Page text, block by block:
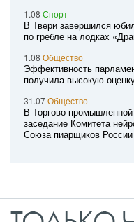
1.08 Спорт
В Твери завершился
по гребле на лодках
1.08 Общество
Эффективность
получила высокую
31.07Общество
В Торгово-
заседание Комитета
Союза пиарщиков России